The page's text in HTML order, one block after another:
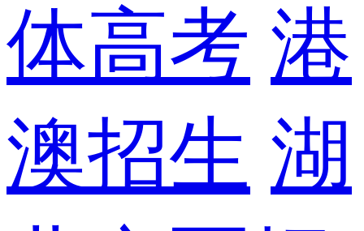
体高考 港
澳招生 湖